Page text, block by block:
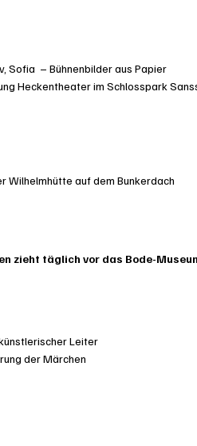
Sofia – Bühnenbilder aus Papier
Heckentheater im Schlosspark
Wilhelmhütte auf dem Bunkerdach
zieht täglich vor das Bode-
Leiter
der Märchen